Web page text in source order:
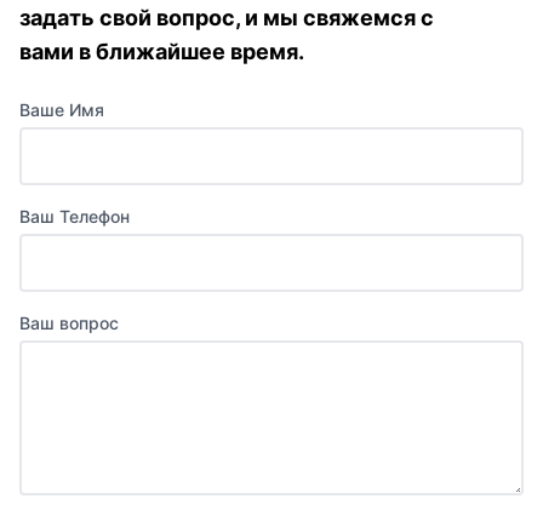
задать свой вопрос, и мы свяжемся с
вами в ближайшее время.
Ваше Имя
Ваш Телефон
Ваш вопрос